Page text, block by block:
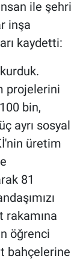
ile şehri
inşa
kaydetti:
projelerini
bin,
ayrı sosyal
üretim
81
rakamına
öğrenci
bahçelerine